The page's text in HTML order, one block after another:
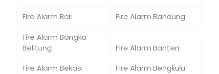
Fire Alarm Bali
Fire Alarm Bandung
Fire Alarm Bangka
Belitung
Fire Alarm Banten
Fire Alarm Bekasi
Fire Alarm Bengkulu